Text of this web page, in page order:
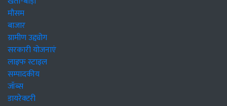
मौसम
बाजार
ग्रामीण उद्द्योग
सरकारी योजनाएं
लाइफ स्टाइल
सम्पादकीय
जॉब्स
डायरेक्टरी